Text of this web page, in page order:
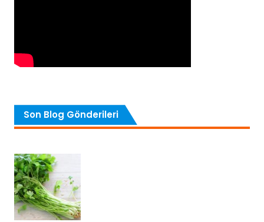
Son Blog Gönderileri